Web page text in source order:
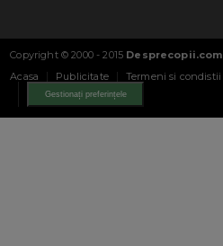
Copyright © 2000 - 2015 Desprecopii.com
Acasa
Publicitate Termeni si condistii
Gestionați preferințele